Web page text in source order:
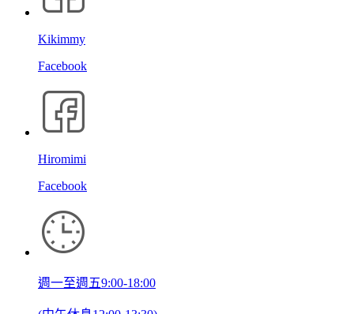
Kikimmy
Facebook
Hiromimi
Facebook
週一至週五9:00-18:00